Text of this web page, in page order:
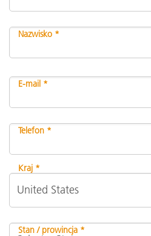
Nazwisko *
E-mail *
Telefon *
Kraj *
Stan / prowincja *